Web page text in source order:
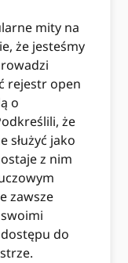
mity na
że jesteśmy
rejestr open
o
że
służyć jako
z nim
zawsze
do